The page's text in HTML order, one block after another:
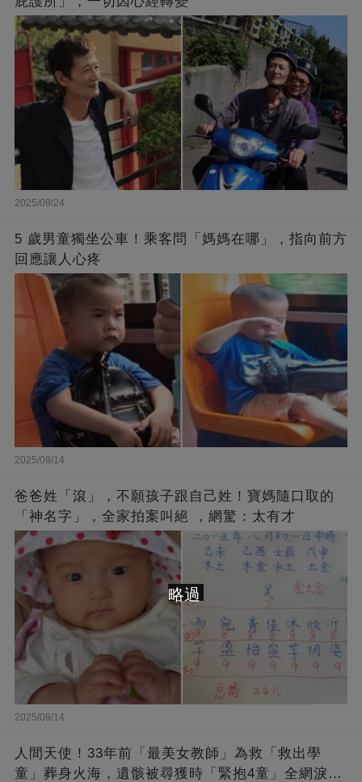
2025/09/24
5 歲男童獨坐公車！乘客問「媽媽在哪」，指向前方
回應讓人心疼
2025/09/14
爸爸姓「滾」，不願孩子跟自己姓！寶媽隨口取的
「神名字」，全家拍案叫絕 ，網驚：太有才
2025/09/14
人間天使！33年前「最美女教師」為救「救出學
童」葬身火海，遺骸被尋獲時「緊抱4童」全網淚
略過